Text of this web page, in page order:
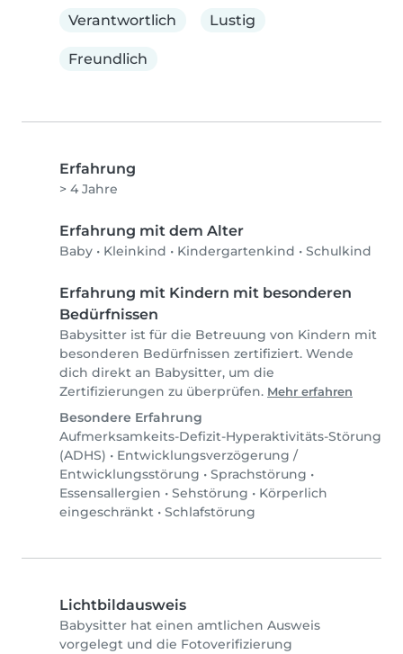
Verantwortlich
Lustig
Freundlich
Erfahrung
> 4 Jahre
Erfahrung mit dem Alter
Baby • Kleinkind • Kindergartenkind • Schulkind
Erfahrung mit Kindern mit besonderen
Bedürfnissen
Babysitter ist für die Betreuung von Kindern mit
besonderen Bedürfnissen zertifiziert. Wende
dich direkt an Babysitter, um die
Zertifizierungen zu überprüfen. Mehr erfahren
Besondere Erfahrung
Aufmerksamkeits-Defizit-Hyperaktivitäts-Störung
(ADHS) • Entwicklungsverzögerung /
Entwicklungsstörung • Sprachstörung •
Essensallergien • Sehstörung • Körperlich
eingeschränkt • Schlafstörung
Lichtbildausweis
Babysitter hat einen amtlichen Ausweis
vorgelegt und die Fotoverifizierung